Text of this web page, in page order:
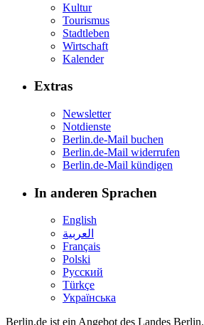
Kultur
Tourismus
Stadtleben
Wirtschaft
Kalender
Extras
Newsletter
Notdienste
Berlin.de-Mail buchen
Berlin.de-Mail widerrufen
Berlin.de-Mail kündigen
In anderen Sprachen
English
العربية
Français
Polski
Русский
Türkçe
Українська
Berlin.de ist ein Angebot des Landes Berlin.